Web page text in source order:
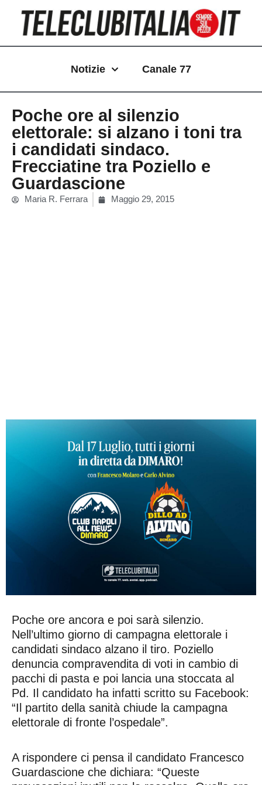
contenuto
Notizie Canale 77
Poche ore al silenzio
elettorale: si alzano i toni tra
i candidati sindaco.
Frecciatine tra Poziello e
Guardascione
Maria R. Ferrara Maggio 29, 2015
Poche ore ancora e poi sarà silenzio.
Nell’ultimo giorno di campagna elettorale i
candidati sindaco alzano il tiro. Poziello
denuncia compravendita di voti in cambio di
pacchi di pasta e poi lancia una stoccata al
Pd. Il candidato ha infatti scritto su Facebook:
“Il partito della sanità chiude la campagna
elettorale di fronte l’ospedale”.
A rispondere ci pensa il candidato Francesco
Guardascione che dichiara: “Queste